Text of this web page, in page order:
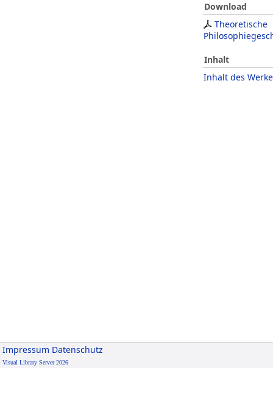
Download
Theoretische
Inhalt
Inhalt des
Impressum Datenschutz
Visual Library Server 2026